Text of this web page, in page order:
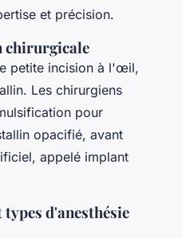
et précision.
chirurgicale
petite incision à l'œil,
Les chirurgiens
pour
opacifié, avant
appelé implant
types d'anesthésie